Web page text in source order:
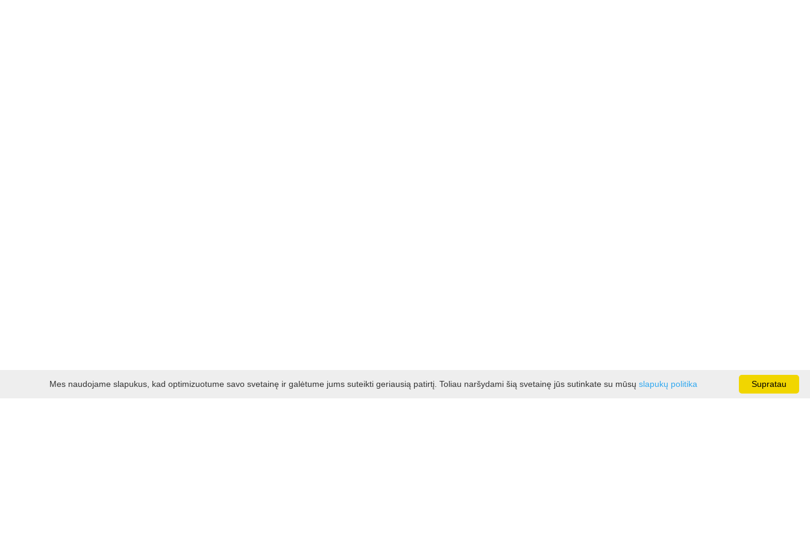
Supratau
Mes naudojame slapukus, kad optimizuotume savo svetainę ir galėtume jums suteikti geriausią patirtį. Toliau naršydami šią svetainę jūs sutinkate su mūsų slapukų politika